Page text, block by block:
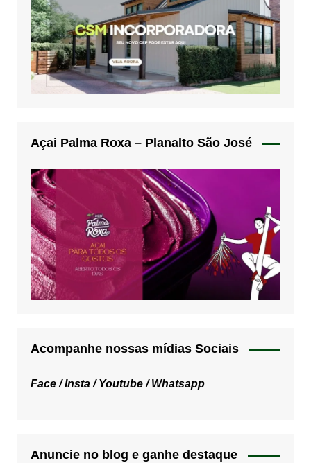
Açai Palma Roxa – Planalto São José
Acompanhe nossas mídias Sociais
Face /Insta /Youtube /Whatsapp
Anuncie no blog e ganhe destaque